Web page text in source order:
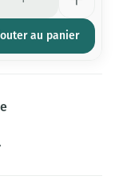
au panier
la page